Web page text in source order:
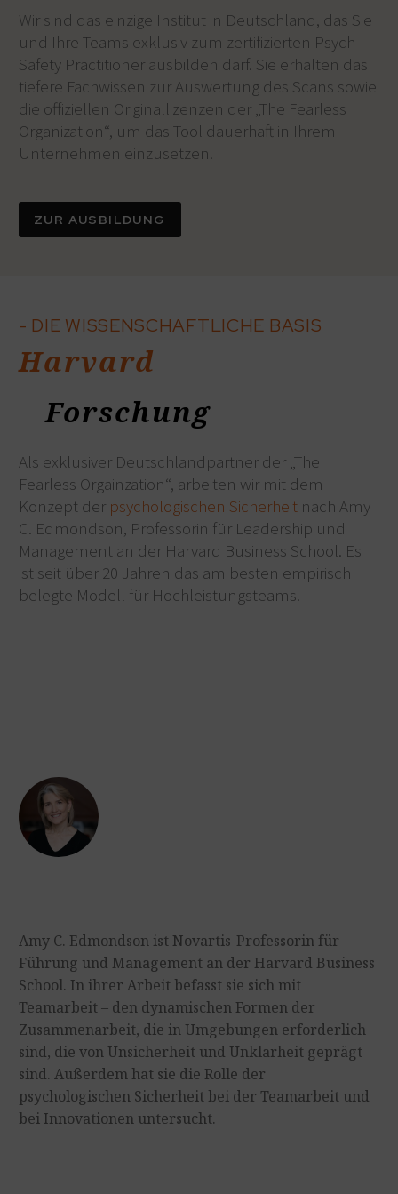
Wir sind das einzige Institut in Deutschland, das Sie
und Ihre Teams exklusiv zum zertifizierten Psych
Safety Practitioner ausbilden darf. Sie erhalten das
tiefere Fachwissen zur Auswertung des Scans sowie
die offiziellen Originallizenzen der „The Fearless
Organization“, um das Tool dauerhaft in Ihrem
Unternehmen einzusetzen.
ZUR AUSBILDUNG
- DIE WISSENSCHAFTLICHE BASIS
Harvard
Forschung
Als exklusiver Deutschlandpartner der „The
Fearless Orgainzation“, arbeiten wir mit dem
Konzept der psychologischen Sicherheit nach Amy
C. Edmondson, Professorin für Leadership und
Management an der Harvard Business School. Es
ist seit über 20 Jahren das am besten empirisch
belegte Modell für Hochleistungsteams.
Amy C. Edmondson ist Novartis-Professorin für
Führung und Management an der Harvard Business
School. In ihrer Arbeit befasst sie sich mit
Teamarbeit – den dynamischen Formen der
Zusammenarbeit, die in Umgebungen erforderlich
sind, die von Unsicherheit und Unklarheit geprägt
sind. Außerdem hat sie die Rolle der
psychologischen Sicherheit bei der Teamarbeit und
bei Innovationen untersucht.